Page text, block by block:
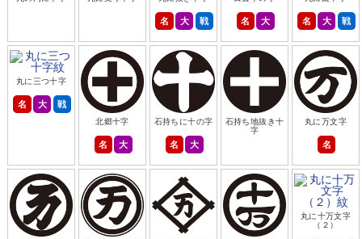
名 大 戦 名 大 名 大 戦
丸に三つ十字
名 大 戦
北郷十字
名 大
石持ちに十の字
名 大
石持ち地抜き十
字
丸に万文字
名
丸に十万文字
（２）